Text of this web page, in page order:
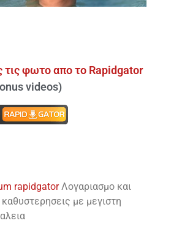
τις φωτο απο το Rapidgator
videos)
rapidgatorΛογαριασμο και
με μεγιστη